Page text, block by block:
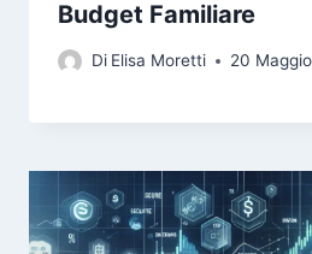
Budget Familiare
Di Elisa Moretti 20